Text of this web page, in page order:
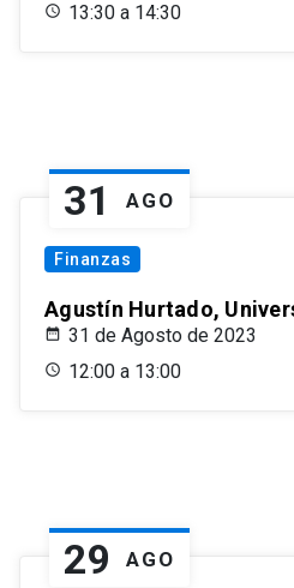
13:30 a 14:30
31 AGO
Finanzas
Agustín Hurtado,
31 de Agosto de 2023
12:00 a 13:00
29 AGO